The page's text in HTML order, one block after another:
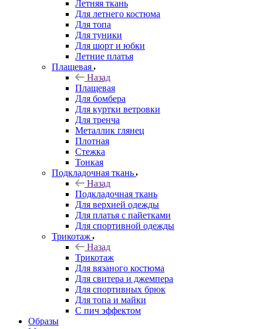
Летняя ткань
Для летнего костюма
Для топа
Для туники
Для шорт и юбки
Летние платья
Плащевая
Назад
Плащевая
Для бомбера
Для куртки ветровки
Для тренча
Металлик глянец
Плотная
Стежка
Тонкая
Подкладочная ткань
Назад
Подкладочная ткань
Для верхней одежды
Для платья с пайетками
Для спортивной одежды
Трикотаж
Назад
Трикотаж
Для вязаного костюма
Для свитера и джемпера
Для спортивных брюк
Для топа и майки
С пич эффектом
Образы